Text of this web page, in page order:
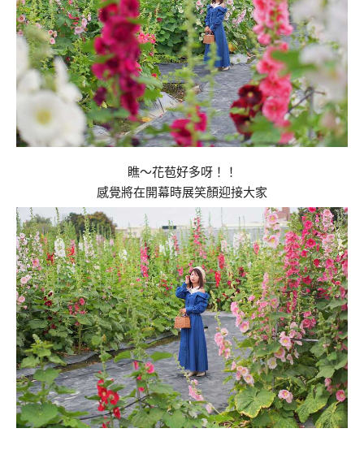
瞧～花苞好多呀！！
感覺將在開幕時展笑顏迎接大家